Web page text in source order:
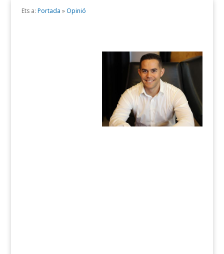
Ets a: Portada » Opinió